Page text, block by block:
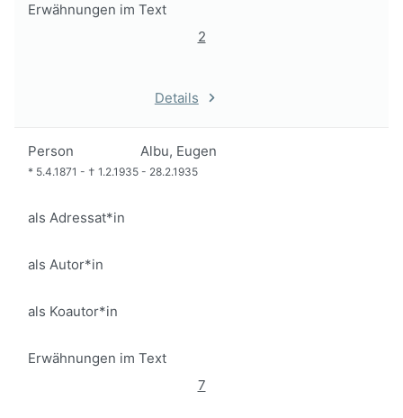
Erwähnungen im Text
2
Details
Person Albu, Eugen
* 5.4.1871 - † 1.2.1935 - 28.2.1935
als Adressat*in
als Autor*in
als Koautor*in
Erwähnungen im Text
7